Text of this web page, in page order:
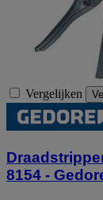
Vergelijken
8154 -